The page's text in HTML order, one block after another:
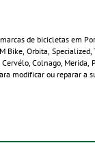
de bicicletas em
Bike, Orbita,
Colnago,
modificar ou reparar a